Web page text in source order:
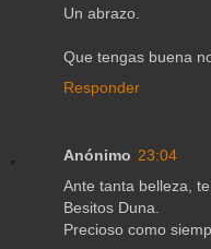
Un abrazo.
Que tengas buena
Responder
Anónimo 23:04
Ante tanta belleza,
Besitos Duna.
Precioso como